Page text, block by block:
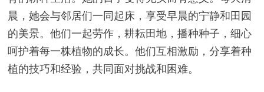
晨，她会与邻居们一同起床，享受早晨的宁静和田园
的美景。他们一起劳作，耕耘田地，播种种子，细心
呵护着每一株植物的成长。他们互相激励，分享着种
植的技巧和经验，共同面对挑战和困难。